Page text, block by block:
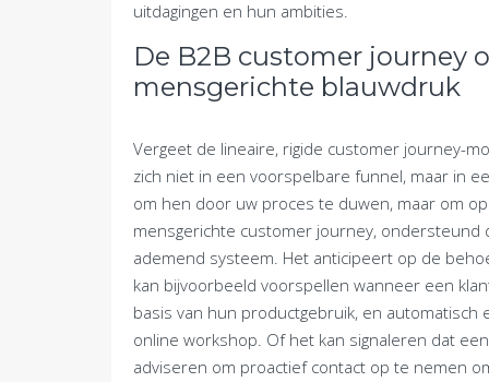
uitdagingen en hun ambities.
De B2B customer journey
mensgerichte blauwdruk
Vergeet de lineaire, rigide customer journey-
zich niet in een voorspelbare funnel, maar in
om hen door uw proces te duwen, maar om
mensgerichte customer journey, ondersteund
ademend systeem. Het anticipeert op de
kan bijvoorbeeld voorspellen wanneer een
basis van hun productgebruik, en
online workshop. Of het kan signaleren dat
adviseren om proactief contact op te nemen